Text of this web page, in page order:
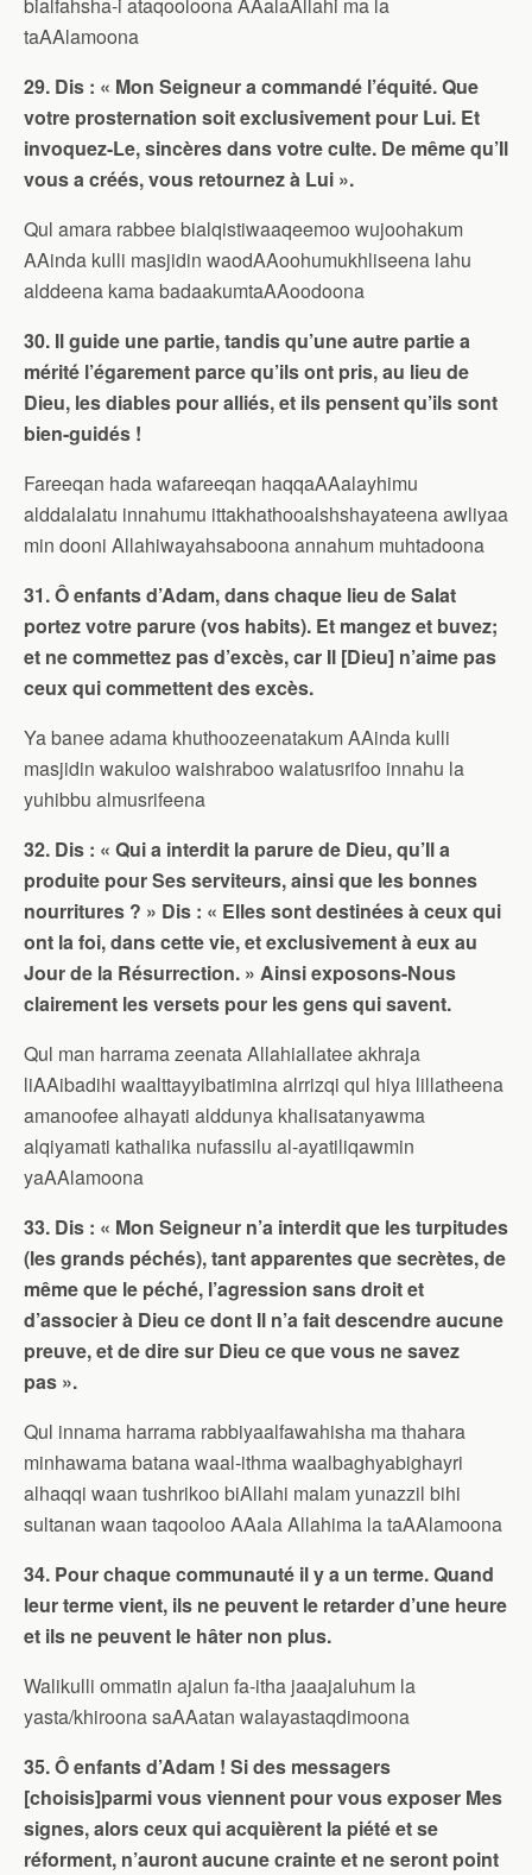
bialfahsha-i ataqooloona AAalaAllahi ma la
taAAlamoona
29. Dis : « Mon Seigneur a commandé l’équité. Que
votre prosternation soit exclusivement pour Lui. Et
invoquez-Le, sincères dans votre culte. De même qu’Il
vous a créés, vous retournez à Lui ».
Qul amara rabbee bialqistiwaaqeemoo wujoohakum
AAinda kulli masjidin waodAAoohumukhliseena lahu
alddeena kama badaakumtaAAoodoona
30. Il guide une partie, tandis qu’une autre partie a
mérité l’égarement parce qu’ils ont pris, au lieu de
Dieu, les diables pour alliés, et ils pensent qu’ils sont
bien-guidés !
Fareeqan hada wafareeqan haqqaAAalayhimu
alddalalatu innahumu ittakhathooalshshayateena awliyaa
min dooni Allahiwayahsaboona annahum muhtadoona
31. Ô enfants d’Adam, dans chaque lieu de Salat
portez votre parure (vos habits). Et mangez et buvez;
et ne commettez pas d’excès, car Il [Dieu] n’aime pas
ceux qui commettent des excès.
Ya banee adama khuthoozeenatakum AAinda kulli
masjidin wakuloo waishraboo walatusrifoo innahu la
yuhibbu almusrifeena
32. Dis : « Qui a interdit la parure de Dieu, qu’Il a
produite pour Ses serviteurs, ainsi que les bonnes
nourritures ? » Dis : « Elles sont destinées à ceux qui
ont la foi, dans cette vie, et exclusivement à eux au
Jour de la Résurrection. » Ainsi exposons-Nous
clairement les versets pour les gens qui savent.
Qul man harrama zeenata Allahiallatee akhraja
liAAibadihi waalttayyibatimina alrrizqi qul hiya lillatheena
amanoofee alhayati alddunya khalisatanyawma
alqiyamati kathalika nufassilu al-ayatiliqawmin
yaAAlamoona
33. Dis : « Mon Seigneur n’a interdit que les turpitudes
(les grands péchés), tant apparentes que secrètes, de
même que le péché, l’agression sans droit et
d’associer à Dieu ce dont Il n’a fait descendre aucune
preuve, et de dire sur Dieu ce que vous ne savez
pas ».
Qul innama harrama rabbiyaalfawahisha ma thahara
minhawama batana waal-ithma waalbaghyabighayri
alhaqqi waan tushrikoo biAllahi malam yunazzil bihi
sultanan waan taqooloo AAala Allahima la taAAlamoona
34. Pour chaque communauté il y a un terme. Quand
leur terme vient, ils ne peuvent le retarder d’une heure
et ils ne peuvent le hâter non plus.
Walikulli ommatin ajalun fa-itha jaaajaluhum la
yasta/khiroona saAAatan walayastaqdimoona
35. Ô enfants d’Adam ! Si des messagers
[choisis]parmi vous viennent pour vous exposer Mes
signes, alors ceux qui acquièrent la piété et se
réforment, n’auront aucune crainte et ne seront point